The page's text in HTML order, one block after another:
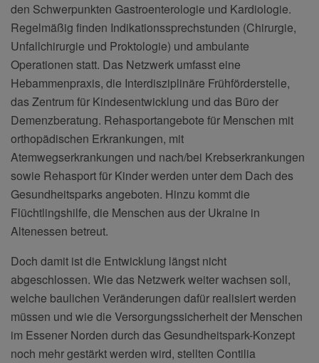
den Schwerpunkten Gastroenterologie und Kardiologie.
Regelmäßig finden Indikationssprechstunden (Chirurgie,
Unfallchirurgie und Proktologie) und ambulante
Operationen statt. Das Netzwerk umfasst eine
Hebammenpraxis, die Interdisziplinäre Frühförderstelle,
das Zentrum für Kindesentwicklung und das Büro der
Demenzberatung. Rehasportangebote für Menschen mit
orthopädischen Erkrankungen, mit
Atemwegserkrankungen und nach/bei Krebserkrankungen
sowie Rehasport für Kinder werden unter dem Dach des
Gesundheitsparks angeboten. Hinzu kommt die
Flüchtlingshilfe, die Menschen aus der Ukraine in
Altenessen betreut.
Doch damit ist die Entwicklung längst nicht
abgeschlossen. Wie das Netzwerk weiter wachsen soll,
welche baulichen Veränderungen dafür realisiert werden
müssen und wie die Versorgungssicherheit der Menschen
im Essener Norden durch das Gesundheitspark-Konzept
noch mehr gestärkt werden wird, stellten Contilia